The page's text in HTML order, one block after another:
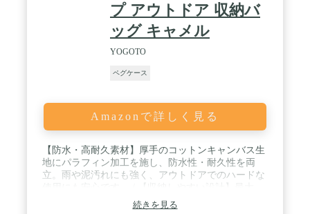
プ アウトドア 収納バ
ッグ キャメル
YOGOTO
ペグケース
Amazonで詳しく見る
【防水・高耐久素材】厚手のコットンキャンバス生
地にパラフィン加工を施し、防水性・耐久性を両
立。雨や泥汚れにも強く、アウトドアでのハードな
40cmまでのペグやハンマーをすっきり収納可能。専
続きを見る